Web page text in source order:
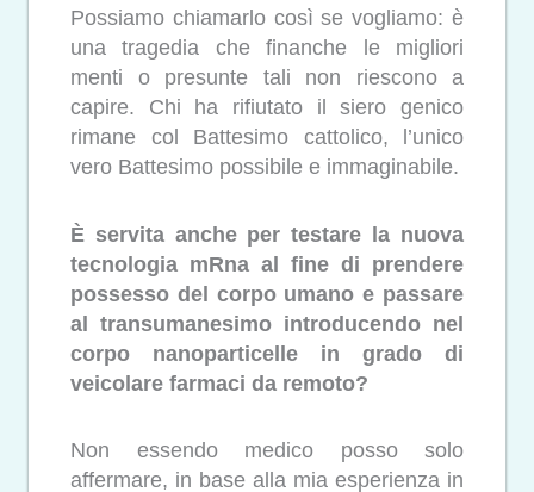
Possiamo chiamarlo così se vogliamo: è
una tragedia che finanche le migliori
menti o presunte tali non riescono a
capire. Chi ha rifiutato il siero genico
rimane col Battesimo cattolico, l’unico
vero Battesimo possibile e immaginabile.
È servita anche per testare la nuova
tecnologia mRna al fine di prendere
possesso del corpo umano e passare
al transumanesimo introducendo nel
corpo nanoparticelle in grado di
veicolare farmaci da remoto?
Non essendo medico posso solo
affermare, in base alla mia esperienza in